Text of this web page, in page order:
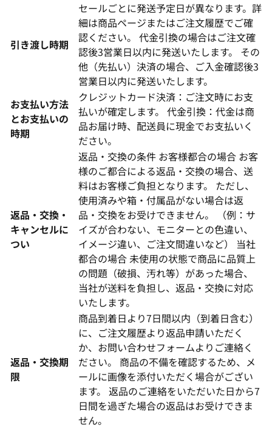
引き渡し時期
セールごとに発送予定日が異なります。詳
細は商品ページまたはご注文履歴でご確
認ください。 代金引換の場合はご注文確
認後3営業日以内に発送いたします。 その
他（先払い）決済の場合、ご入金確認後3
営業日以内に発送いたします。
お支払い方法
とお支払いの
時期
クレジットカード決済：ご注文時にお支
払いが確定します。 代金引換：代金は商
品お届け時、配送員に現金でお支払いく
ださい。
返品・交換・
キャンセルに
つい
返品・交換の条件 お客様都合の場合 お客
様のご都合による返品・交換の場合、送
料はお客様ご負担となります。 ただし、
使用済みや箱・付属品がない場合は返
品・交換をお受けできません。 （例：サ
イズが合わない、モニターとの色違い、
イメージ違い、ご注文間違いなど） 当社
都合の場合 未使用の状態で商品に品質上
の問題（破損、汚れ等）があった場合、
当社が送料を負担し、返品・交換に対応
いたします。
返品・交換期
限
商品到着日より7日間以内（到着日含む）
に、ご注文履歴より返品申請いただく
か、お問い合わせフォームよりご連絡く
ださい。 商品の不備を確認するため、メ
ールに画像を添付いただく場合がござい
ます。 返品のご連絡をいただいた日から7
日間を過ぎた場合の返品はお受けできま
せん。